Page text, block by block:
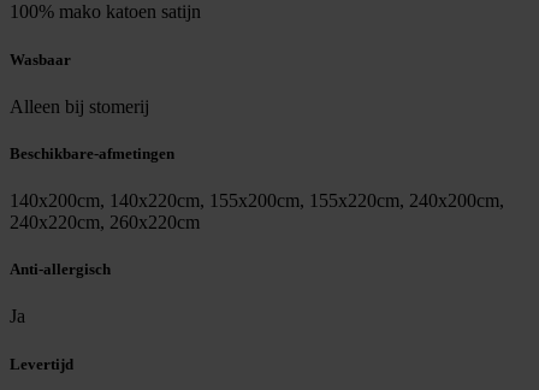
100% mako katoen satijn
Wasbaar
Alleen bij stomerij
Beschikbare-afmetingen
140x200cm, 140x220cm, 155x200cm, 155x220cm, 240x200cm,
240x220cm, 260x220cm
Anti-allergisch
Ja
Levertijd